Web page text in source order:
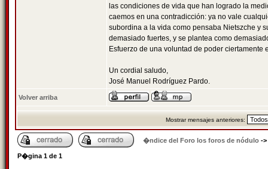
las condiciones de vida que han logrado la
caemos en una contradicción: ya no vale
subordina a la vida como pensaba Nietszche y
demasiado fuertes, y se plantea como
Esfuerzo de una voluntad de poder
Un cordial saludo,
José Manuel Rodríguez Pardo.
Volver arriba
Mostrar mensajes anteriores:
�ndice del Foro los foros de nódulo ->
P�gina 1 de 1